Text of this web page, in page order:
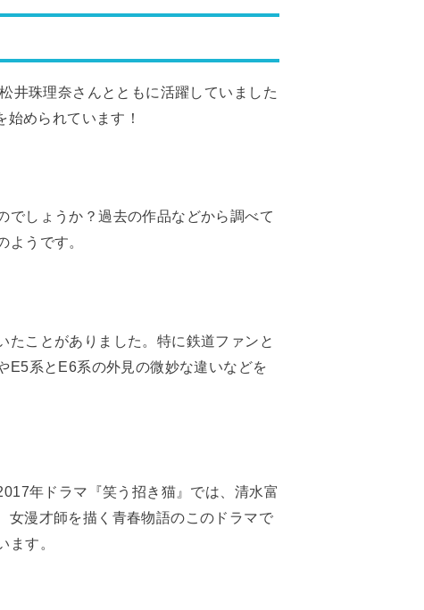
井珠理奈さんとともに活躍していました
められています！
でしょうか？過去の作品などから調べて
うです。
たことがありました。特に鉄道ファンと
E5系とE6系の外見の微妙な違いなどを
年ドラマ『笑う招き猫』では、清水富
女漫才師を描く青春物語のこのドラマで
す。